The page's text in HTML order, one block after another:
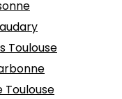
Toulouse
Toulouse